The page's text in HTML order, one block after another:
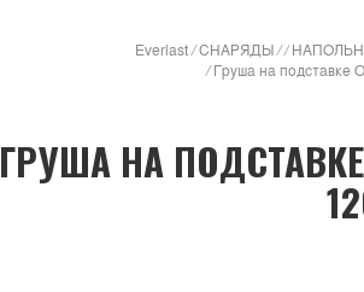
Everlast / СНАРЯДЫ / /
/ Груша на подставке
ГРУША НА ПОДСТАВКЕ